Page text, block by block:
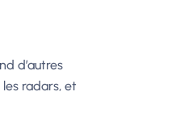
d’autres
radars, et